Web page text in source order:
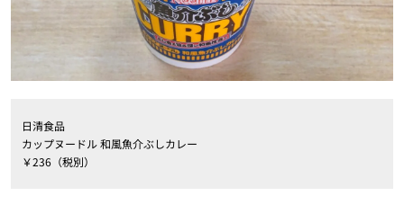
日清食品
カップヌードル 和風魚介ぶしカレー
￥236（税別）